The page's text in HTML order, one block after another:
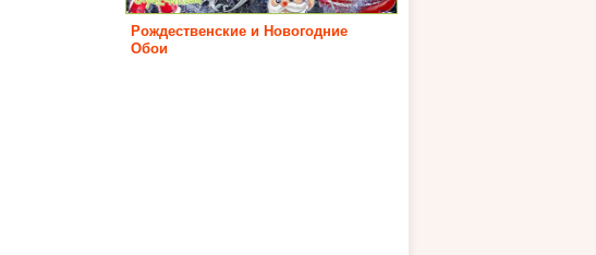
Рождественские и Новогодние
Обои